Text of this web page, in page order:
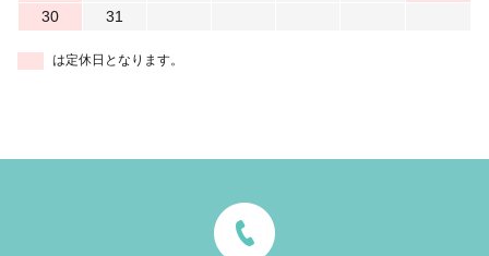
30
31
は定休日となります。